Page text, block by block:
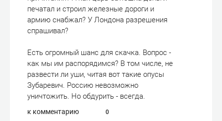
печатал и строил железные дороги и
армию снабжал? У Лондона разрешения
спрашивал?
Есть огромный шанс для скачка. Вопрос -
как мы им распорядимся? В том числе, не
развести ли уши, читая вот такие опусы
Зубаревич. Россию невозможно
уничтожить. Но обдурить - всегда.
к комментарию 0